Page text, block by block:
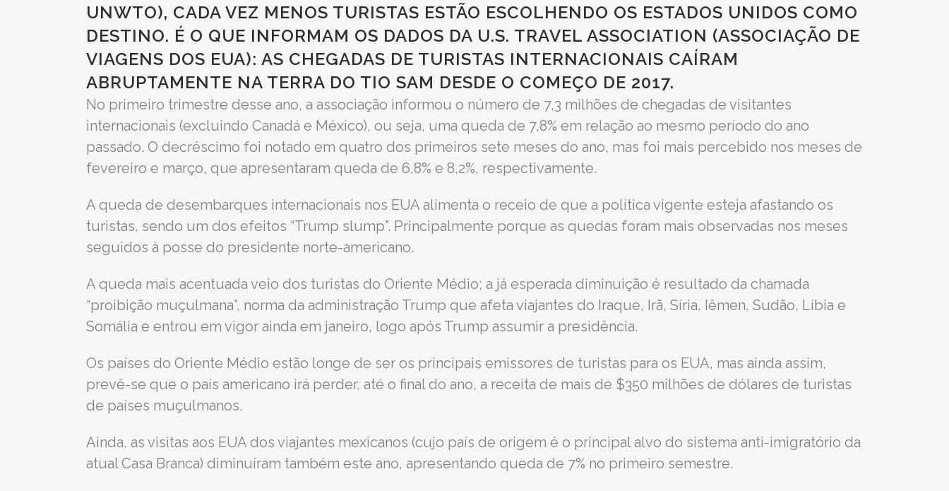
UNWTO), CADA VEZ MENOS TURISTAS ESTÃO ESCOLHENDO OS ESTADOS UNIDOS COMO
DESTINO. É O QUE INFORMAM OS DADOS DA U.S. TRAVEL ASSOCIATION (ASSOCIAÇÃO DE
VIAGENS DOS EUA): AS CHEGADAS DE TURISTAS INTERNACIONAIS CAÍRAM
ABRUPTAMENTE NA TERRA DO TIO SAM DESDE O COMEÇO DE 2017.
No primeiro trimestre desse ano, a associação informou o número de 7,3 milhões de chegadas de visitantes
internacionais (excluindo Canadá e México), ou seja, uma queda de 7,8% em relação ao mesmo período do ano
passado. O decréscimo foi notado em quatro dos primeiros sete meses do ano, mas foi mais percebido nos meses de
fevereiro e março, que apresentaram queda de 6,8% e 8,2%, respectivamente.
A queda de desembarques internacionais nos EUA alimenta o receio de que a política vigente esteja afastando os
turistas, sendo um dos efeitos “Trump slump”. Principalmente porque as quedas foram mais observadas nos meses
seguidos à posse do presidente norte-americano.
A queda mais acentuada veio dos turistas do Oriente Médio; a já esperada diminuição é resultado da chamada
“proibição muçulmana”, norma da administração Trump que afeta viajantes do Iraque, Irã, Síria, Iêmen, Sudão, Líbia e
Somália e entrou em vigor ainda em janeiro, logo após Trump assumir a presidência.
Os países do Oriente Médio estão longe de ser os principais emissores de turistas para os EUA, mas ainda assim,
prevê-se que o país americano irá perder, até o final do ano, a receita de mais de $350 milhões de dólares de turistas
de países muçulmanos.
Ainda, as visitas aos EUA dos viajantes mexicanos (cujo país de origem é o principal alvo do sistema anti-imigratório da
atual Casa Branca) diminuíram também este ano, apresentando queda de 7% no primeiro semestre.